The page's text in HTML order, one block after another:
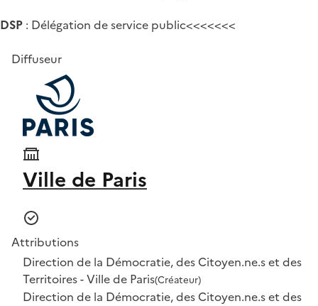
DSP : Délégation de service public<<<<<<<
Diffuseur
Ville de Paris
Attributions
Direction de la Démocratie, des Citoyen.ne.s et des
Territoires - Ville de Paris(Créateur)
Direction de la Démocratie, des Citoyen.ne.s et des